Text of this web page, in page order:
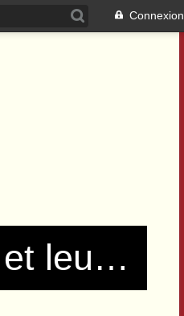
Connexion
Les communistes de Pierre Bénite et leurs amis !